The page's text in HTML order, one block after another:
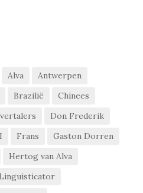
Alva
Antwerpen
Brazilië
Chinees
Don Frederik
Frans
Gaston Dorren
Hertog van Alva
Linguisticator